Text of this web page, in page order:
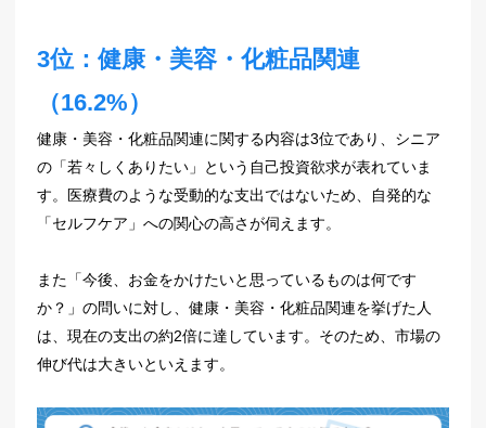
3位：健康・美容・化粧品関連
（16.2%）
健康・美容・化粧品関連に関する内容は3位であり、シニア
の「若々しくありたい」という自己投資欲求が表れていま
す。医療費のような受動的な支出ではないため、自発的な
「セルフケア」への関心の高さが伺えます。
また「今後、お金をかけたいと思っているものは何です
か？」の問いに対し、健康・美容・化粧品関連を挙げた人
は、現在の支出の約2倍に達しています。そのため、市場の
伸び代は大きいといえます。